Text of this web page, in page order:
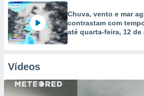
Chuva, vento e mar
contrastam com
até quarta-feira, 12 de
Vídeos